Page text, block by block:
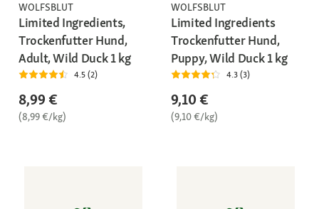
WOLFSBLUT
Limited Ingredients,
Trockenfutter Hund,
Adult, Wild Duck 1 kg
4.5 (2)
8,99 €
(8,99 €/kg)
WOLFSBLUT
Limited Ingredients
Trockenfutter Hund,
Puppy, Wild Duck 1 kg
4.3 (3)
9,10 €
(9,10 €/kg)